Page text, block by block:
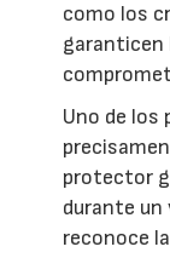
como los
garanticen
Uno de
protector
durante un
reconoce